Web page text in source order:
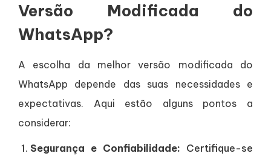
Versão Modificada do
WhatsApp?
A escolha da melhor versão modificada do
WhatsApp depende das suas necessidades e
expectativas. Aqui estão alguns pontos a
considerar:
Segurança e Confiabilidade: Certifique-se